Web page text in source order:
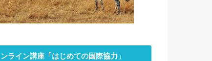
ライン講座「はじめての国際協力」